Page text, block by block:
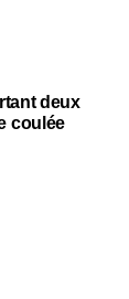
deux
coulée